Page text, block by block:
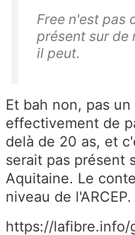
Free n'est pas
présent sur de
il peut.
Et bah non, pas
effectivement de
delà de 20 as, et
serait pas présent
Aquitaine. Le
niveau de l'ARCEP.
https://